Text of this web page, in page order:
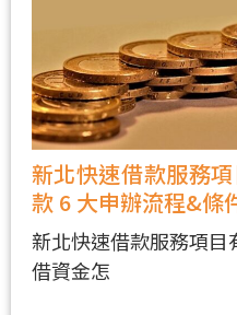
新北快速借款服務
款 6 大申辦流程&條
新北快速借款服務項
借資金怎